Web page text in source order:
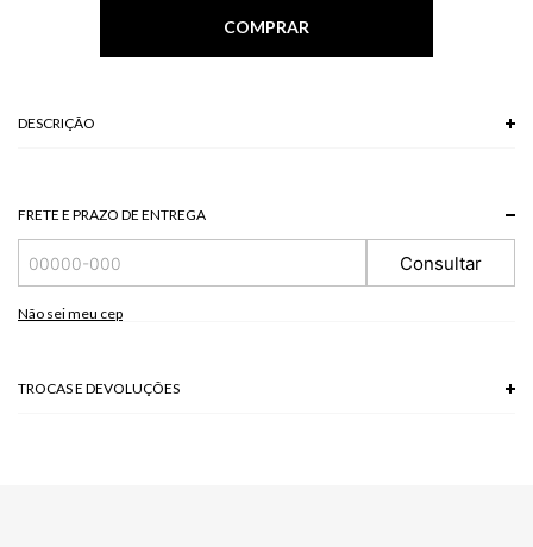
COMPRAR
DESCRIÇÃO
FRETE E PRAZO DE ENTREGA
Consultar
Não sei meu cep
TROCAS E DEVOLUÇÕES